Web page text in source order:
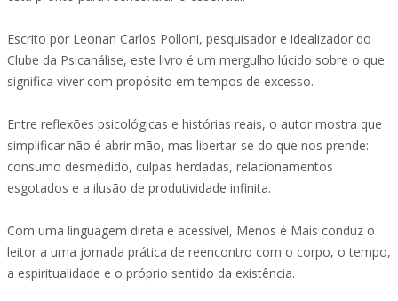
Escrito por Leonan Carlos Polloni, pesquisador e idealizador do
Clube da Psicanálise, este livro é um mergulho lúcido sobre o que
significa viver com propósito em tempos de excesso.
Entre reflexões psicológicas e histórias reais, o autor mostra que
simplificar não é abrir mão, mas libertar-se do que nos prende:
consumo desmedido, culpas herdadas, relacionamentos
esgotados e a ilusão de produtividade infinita.
Com uma linguagem direta e acessível, Menos é Mais conduz o
leitor a uma jornada prática de reencontro com o corpo, o tempo,
a espiritualidade e o próprio sentido da existência.